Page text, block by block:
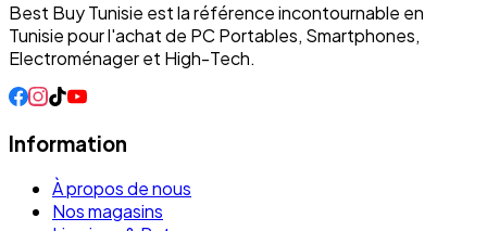
Best Buy Tunisie est la référence incontournable en
Tunisie pour l'achat de PC Portables, Smartphones,
Electroménager et High-Tech.
Information
À propos de nous
Nos magasins